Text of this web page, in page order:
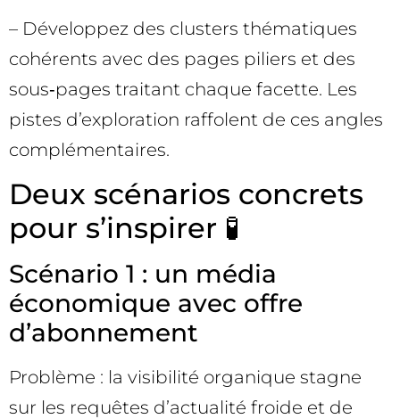
– Développez des clusters thématiques
cohérents avec des pages piliers et des
sous‑pages traitant chaque facette. Les
pistes d’exploration raffolent de ces angles
complémentaires.
Deux scénarios concrets
pour s’inspirer 🧪
Scénario 1 : un média
économique avec offre
d’abonnement
Problème : la visibilité organique stagne
sur les requêtes d’actualité froide et de